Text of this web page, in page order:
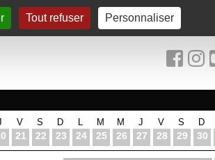
Tout refuser Personnaliser
V
21
S
22
D
23 24
M
25
M
26
J
27
V
28
S
29
D
30